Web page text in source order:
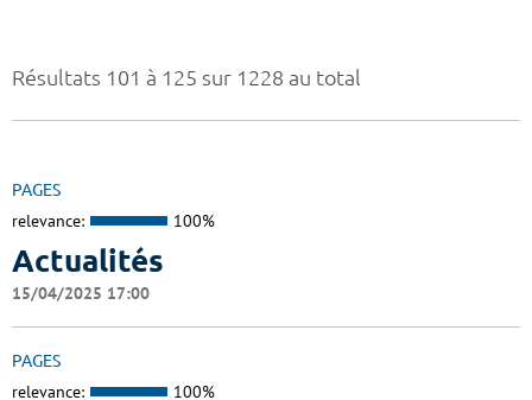
Résultats 101 à 125 sur 1228 au total
PAGES
relevance: 100%
Actualités
15/04/2025 17:00
PAGES
relevance: 100%